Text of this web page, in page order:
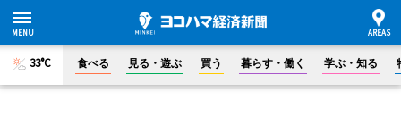
33°C 食べる 見る・遊ぶ 買う 暮らす・働く 学ぶ・知る